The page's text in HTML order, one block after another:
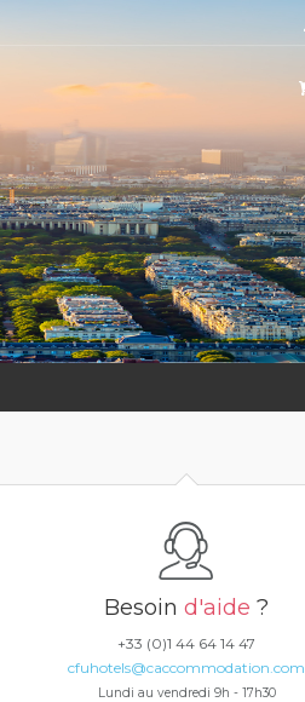
Besoin d'aide ?
+33 (0)1 44 64 14 47
cfuhotels@caccommodation.com
Lundi au vendredi 9h - 17h30